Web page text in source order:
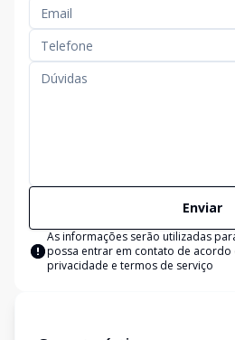
Enviar
As informações serão utilizadas
possa entrar em contato de acordo
privacidade e termos de serviço